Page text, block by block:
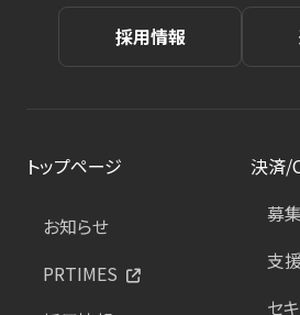
採用情報
トップページ
お知らせ
PRTIMES
決済/
募
支
セ